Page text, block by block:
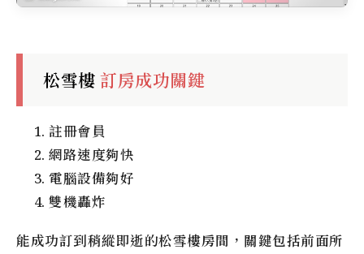
松雪樓訂房成功關鍵
註冊會員
網路速度夠快
電腦設備夠好
雙機轟炸
能成功訂到稍縱即逝的松雪樓房間，關鍵包括前面所